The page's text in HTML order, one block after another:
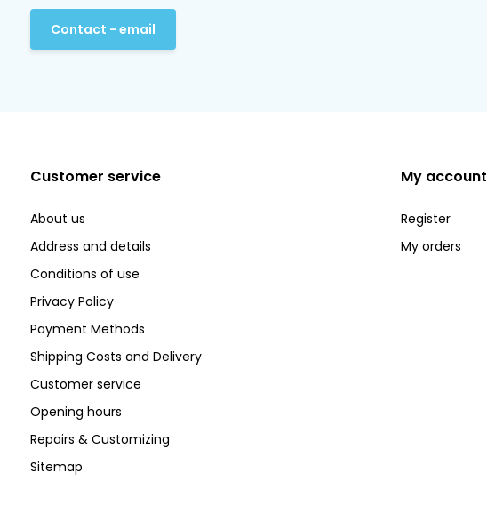
Contact - email
Customer service
About us
Address and details
Conditions of use
Privacy Policy
Payment Methods
Shipping Costs and Delivery
Customer service
Opening hours
Repairs & Customizing
Sitemap
My account
Register
My orders